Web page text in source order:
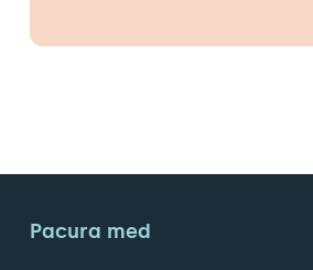
Pacura med